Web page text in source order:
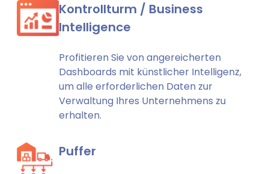
Kontrollturm / Business
Intelligence
Profitieren Sie von angereicherten
Dashboards mit künstlicher Intelligenz,
um alle erforderlichen Daten zur
Verwaltung Ihres Unternehmens zu
erhalten.
Puffer